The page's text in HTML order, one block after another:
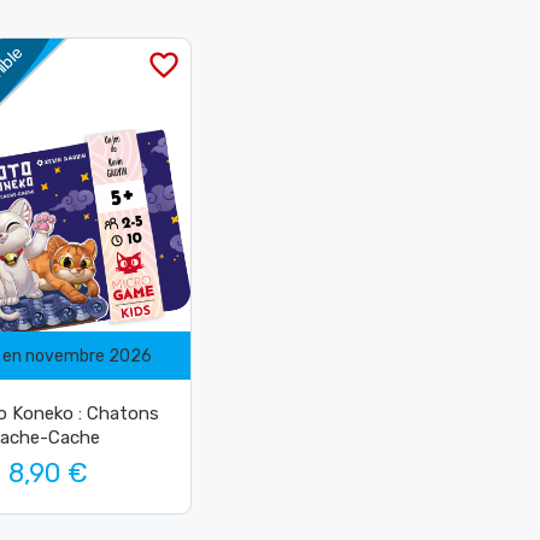
favorite_border
en novembre 2026
Koneko : Chatons
Cache
8,90 €